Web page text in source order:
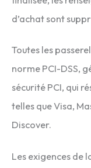
d’achat sont
Toutes les
norme PCI-DSS,
sécurité PCI, qui
telles que Visa,
Discover.
Les exigences de